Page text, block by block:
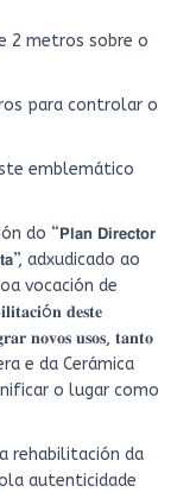
2 metros sobre o
para controlar o
emblemático
do “𝗣𝗹𝗮𝗻 𝗗𝗶𝗿𝗲𝗰𝘁𝗼𝗿
adxudicado ao
vocación de
𝐝𝐞𝐬𝐭𝐞
𝐧𝐨𝐯𝐨𝐬 𝐮𝐬𝐨𝐬, 𝐭𝐚𝐧𝐭𝐨
e da Cerámica
o lugar como
rehabilitación da
autenticidade